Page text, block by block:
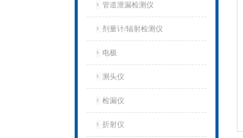
管道泄漏检测仪
剂量计/辐射检测仪
电极
测头仪
检漏仪
折射仪